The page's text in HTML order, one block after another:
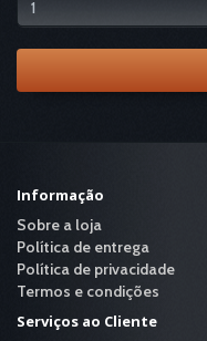
Informação
Sobre a loja
Política de entrega
Política de privacidade
Termos e condições
Serviços ao Cliente